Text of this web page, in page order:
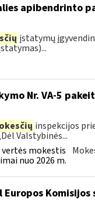
apibendrinto
įstatymų
Nr. VA-5
inspekcijos
Valstybinės...
mokestis
nuo 2026 m.